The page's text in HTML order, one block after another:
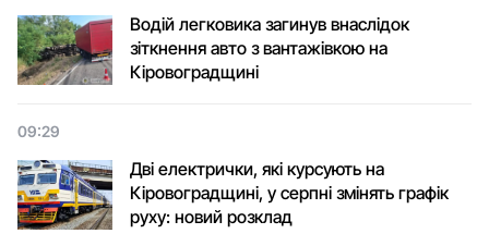
Водій легковика загинув внаслідок
зіткнення авто з вантажівкою на
Кіровоградщині
09:29
Дві електрички, які курсують на
Кіровоградщині, у серпні змінять графік
руху: новий розклад